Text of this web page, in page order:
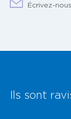
Écrivez-nous
Ils sont